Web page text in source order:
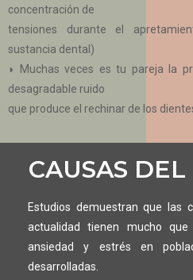
concentración de
tensiones durante el
sustancia dental)
◗ Muchas veces es tu pareja la
desagradable ruido
que produce el rechinar de los
CAUSAS
Estudios demuestran que las
actualidad tienen mucho
ansiedad y estrés en
desarrolladas.